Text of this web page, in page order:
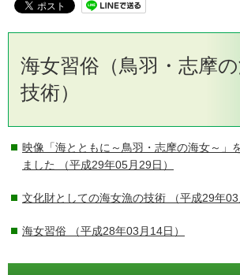
海女習俗（鳥羽・志摩
技術）
映像「海とともに～鳥羽・志摩の海女～」
ました
（平成29年05月29日）
文化財としての海女漁の技術 （平成29年03
海女習俗 （平成28年03月14日）